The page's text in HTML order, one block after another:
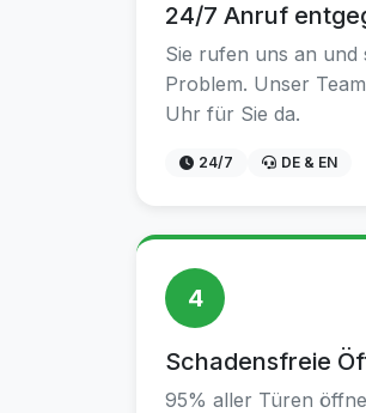
24/7 Anruf
Sie rufen uns an und
Problem. Unser
Uhr für Sie da.
24/7 DE & EN
4
Schadensfreie
95% aller Türen